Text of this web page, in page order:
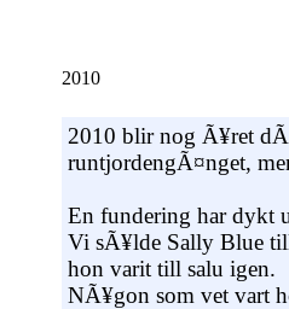
2010
2010 blir nog Ã¥ret
runtjordengÃ¤nget,
En fundering har dykt
Vi sÃ¥lde Sally Blue
hon varit till salu igen.
NÃ¥gon som vet vart